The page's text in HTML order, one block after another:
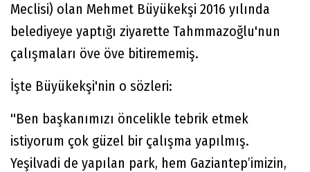
Meclisi) olan Mehmet Büyükekşi 2016 yılında
belediyeye yaptığı ziyarette Tahmmazoğlu'nun
çalışmaları öve öve bitirememiş.
İşte Büyükekşi'nin o sözleri:
''Ben başkanımızı öncelikle tebrik etmek
istiyorum çok güzel bir çalışma yapılmış.
Yeşilvadi de yapılan park, hem Gaziantep’imizin,